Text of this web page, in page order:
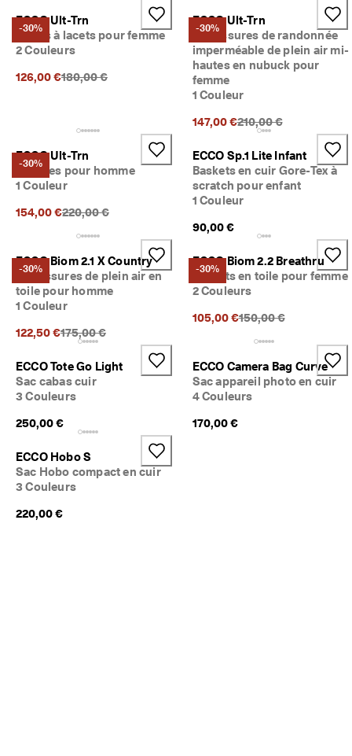
-30%
ECCO Ult-Trn
Bottes à lacets pour femme
2 Couleurs
126,00 €Prix précédent {{price}}:
180,00 €
-30%
ECCO Ult-Trn
Chaussures de randonnée
imperméable de plein air mi-
hautes en nubuck pour
femme
1 Couleur
147,00 €Prix précédent
210,00 €
-30%
ECCO Ult-Trn
Bottines pour homme
1 Couleur
154,00 €Prix précédent {{price}}:
220,00 €
ECCO Sp.1 Lite Infant
Baskets en cuir Gore-Tex à
scratch pour enfant
1 Couleur
90,00 €
-30%
ECCO Biom 2.1 X Country
Chaussures de plein air en
toile pour homme
1 Couleur
122,50 €Prix précédent {{price}}:
175,00 €
-30%
ECCO Biom 2.2 Breathru
Baskets en toile pour femme
2 Couleurs
105,00 €Prix précédent
150,00 €
ECCO Tote Go Light
Sac cabas cuir
3 Couleurs
250,00 €
ECCO Camera Bag Curve
Sac appareil photo en cuir
4 Couleurs
170,00 €
ECCO Hobo S
Sac Hobo compact en cuir
3 Couleurs
220,00 €